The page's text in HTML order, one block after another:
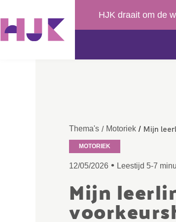
HJK draait om de
Thema's / Motoriek / Mijn
MOTORIEK
12/05/2026 • Leestijd 5-7
Mijn